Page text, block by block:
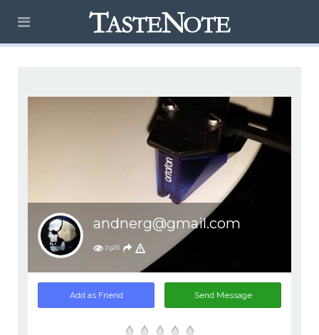
andnerg@gmail.com
7,926
Add as Friend Send Message